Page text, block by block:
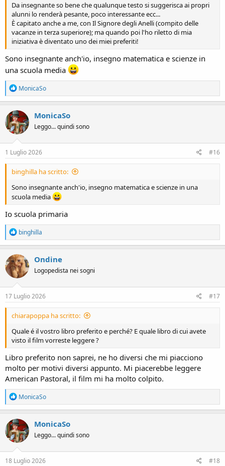
Da insegnante so bene che qualunque testo si suggerisca ai propri
alunni lo renderà pesante, poco interessante ecc...
È capitato anche a me, con Il Signore degli Anelli (compito delle
vacanze in terza superiore); ma quando poi l'ho riletto di mia
iniziativa è diventato uno dei miei preferiti!
Sono insegnante anch'io, insegno matematica e scienze in
una scuola media
R
e
a
c
t
i
o
n
s
MonicaSo
MonicaSo
Leggo... quindi sono
1 Luglio 2026 #16
binghilla ha scritto:
Sono insegnante anch'io, insegno matematica e scienze in una
scuola media
Io scuola primaria
R
e
a
c
t
i
o
n
s
binghilla
Ondine
Logopedista nei sogni
17 Luglio 2026 #17
chiarapoppa ha scritto:
Quale é il vostro libro preferito e perché? E quale libro di cui avete
visto il film vorreste leggere ?
Libro preferito non saprei, ne ho diversi che mi piacciono
molto per motivi diversi appunto. Mi piacerebbe leggere
American Pastoral, il film mi ha molto colpito.
R
e
a
c
t
i
o
n
s
MonicaSo
MonicaSo
Leggo... quindi sono
18 Luglio 2026 #18